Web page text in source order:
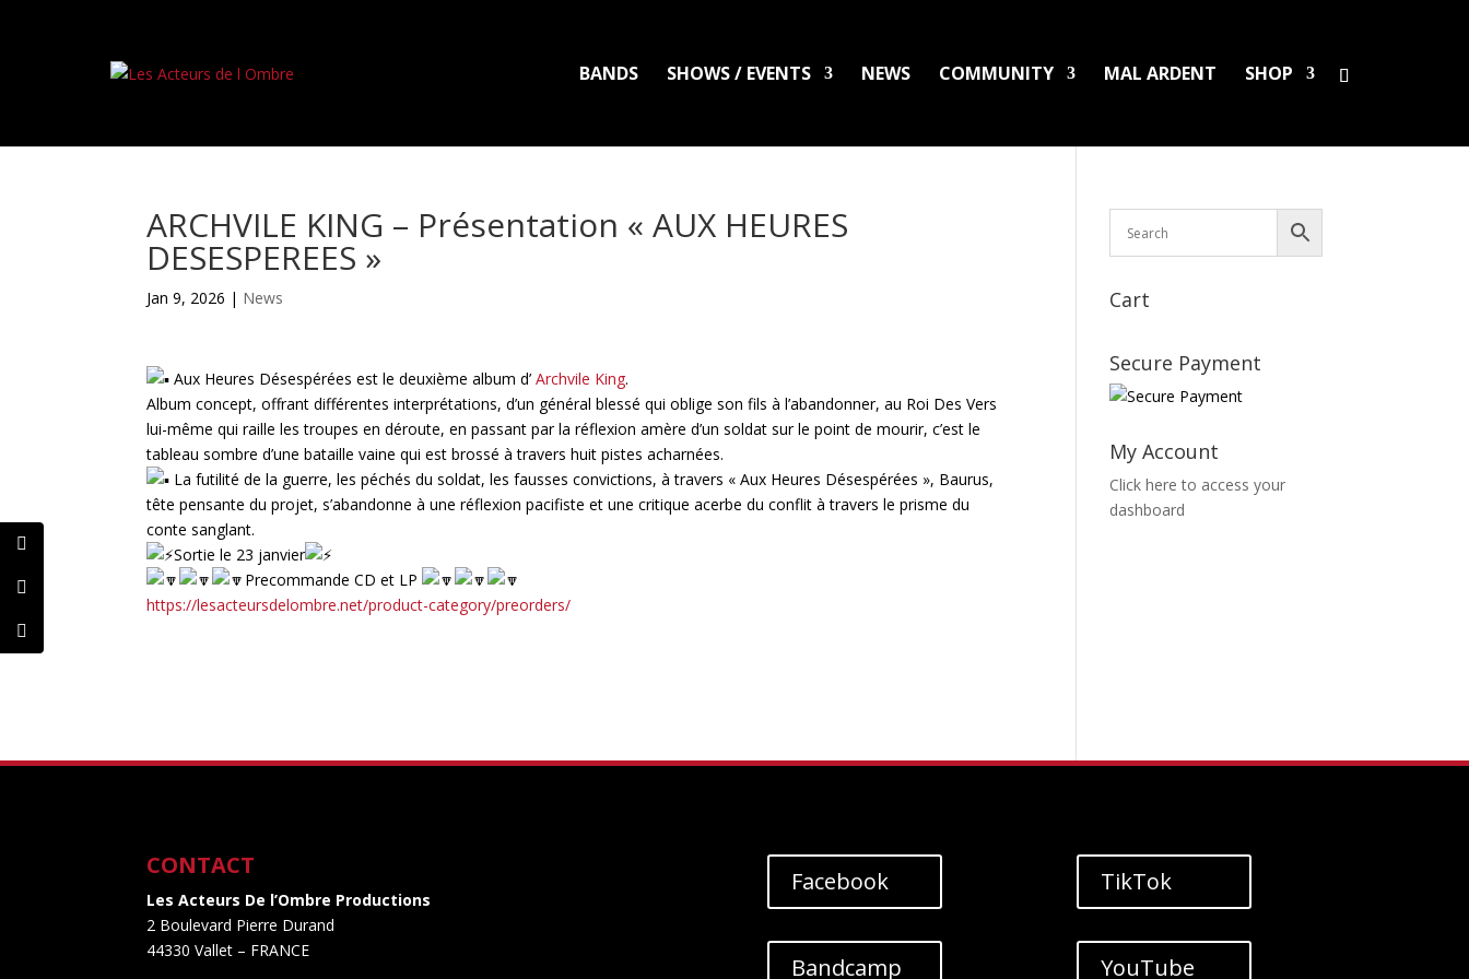
BANDS SHOWS / EVENTS NEWS COMMUNITY MAL ARDENT SHOP
ARCHVILE KING – Présentation « AUX HEURES
DESESPEREES »
Jan 9, 2026 | News
Aux Heures Désespérées est le deuxième album d’Archvile King.
Album concept, offrant différentes interprétations, d’un général blessé qui oblige son fils à l’abandonner, au Roi Des Vers
lui-même qui raille les troupes en déroute, en passant par la réflexion amère d’un soldat sur le point de mourir, c’est le
tableau sombre d’une bataille vaine qui est brossé à travers huit pistes acharnées.
La futilité de la guerre, les péchés du soldat, les fausses convictions, à travers « Aux Heures Désespérées », Baurus,
tête pensante du projet, s’abandonne à une réflexion pacifiste et une critique acerbe du conflit à travers le prisme du
conte sanglant.
Sortie le 23 janvier
Precommande CD et LP
https://lesacteursdelombre.net/product-category/preorders/
Cart
Secure Payment
My Account
Click here to access your
dashboard
CONTACT
Les Acteurs De l’Ombre Productions
2 Boulevard Pierre Durand
44330 Vallet – FRANCE
Facebook
Bandcamp
TikTok
YouTube